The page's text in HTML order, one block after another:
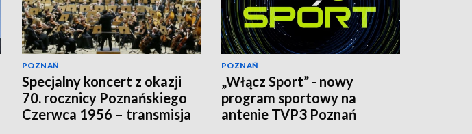
POZNAŃ
Specjalny koncert z okazji
70. rocznicy Poznańskiego
Czerwca 1956 – transmisja
POZNAŃ
„Włącz Sport” - nowy
program sportowy na
antenie TVP3 Poznań